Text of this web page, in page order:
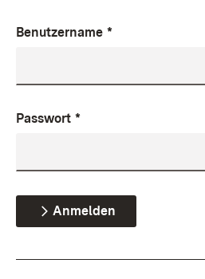
Benutzername *
Passwort *
Anmelden